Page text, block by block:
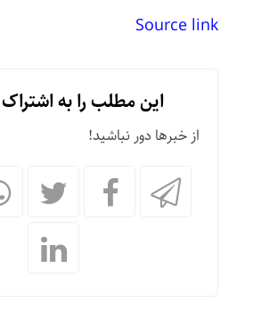
Source link
این مطلب را به
از خبرها دور نباشید!